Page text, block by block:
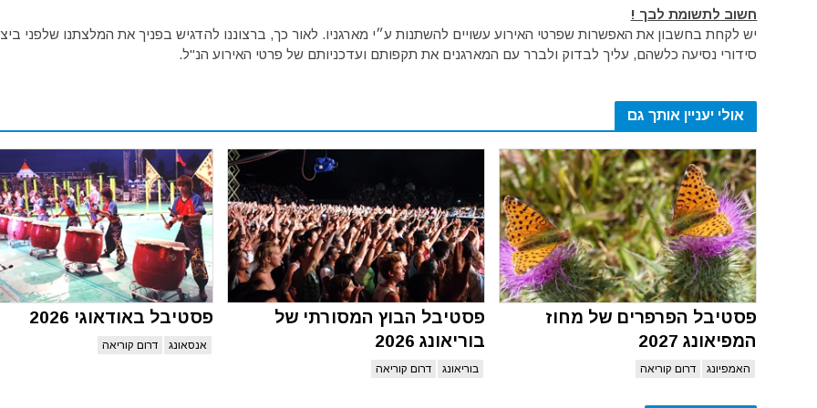
חשוב לתשומת לבך !
יש לקחת בחשבון את האפשרות שפרטי האירוע עשויים להשתנות ע״י מארגניו. לאור כך, ברצוננו להדגיש בפניך את המלצתנו שלפני
סידורי נסיעה כלשהם, עליך לבדוק ולברר עם המארגנים את תקפותם ועדכניותם של פרטי האירוע הנ"ל.
אולי יעניין אותך גם
פסטיבל הפרפרים של מחוז
המפיאונג 2027
האמפיונג דרום קוריאה
פסטיבל הבוץ המסורתי של
בוריאונג 2026
בוריאונג דרום קוריאה
פסטיבל באודאוגי 2026
אנסאונג דרום קוריאה